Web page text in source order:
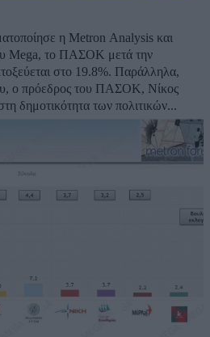
η Metron Analysis και
Mega, το ΠΑΣΟΚ μετά την
στο 19.8%. Παράλληλα,
ο πρόεδρος του ΠΑΣΟΚ, Νίκος
δημοτικότητα των πολιτικών...